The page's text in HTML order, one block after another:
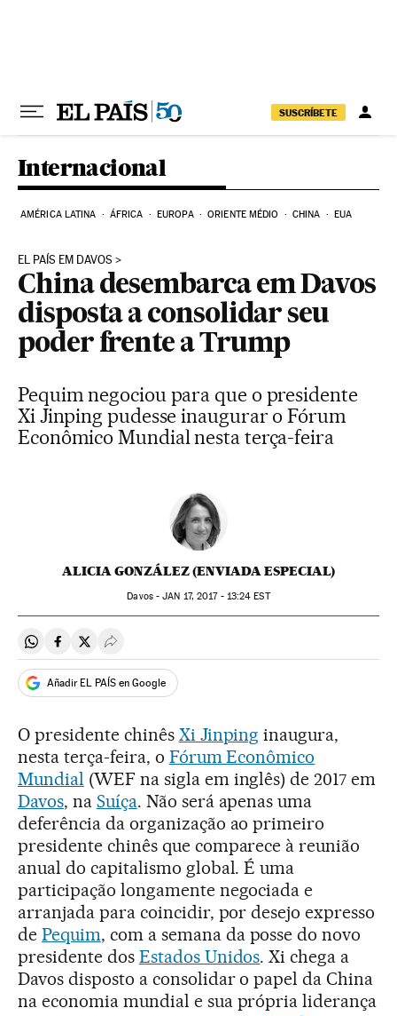
SUSCRÍBETE
Internacional
AMÉRICA LATINA ÁFRICA EUROPA ORIENTE MÉDIO CHINA EUA
EL PAÍS EM DAVOS
China desembarca em Davos
disposta a consolidar seu
poder frente a Trump
Pequim negociou para que o presidente
Xi Jinping pudesse inaugurar o Fórum
Econômico Mundial nesta terça-feira
ALICIA GONZÁLEZ (ENVIADA ESPECIAL)
Davos -JAN 17, 2017 - 13:24 EST
Compartir en Whatsapp
Compartir en Facebook
Compartir en Twitter
Desplegar Redes Sociales
Añadir EL PAÍS en Google
O presidente chinês Xi Jinping inaugura,
nesta terça-feira, o Fórum Econômico
Mundial (WEF na sigla em inglês) de 2017 em
Davos, na Suíça. Não será apenas uma
deferência da organização ao primeiro
presidente chinês que comparece à reunião
anual do capitalismo global. É uma
participação longamente negociada e
arranjada para coincidir, por desejo expresso
de Pequim, com a semana da posse do novo
presidente dos Estados Unidos. Xi chega a
Davos disposto a consolidar o papel da China
na economia mundial e sua própria liderança